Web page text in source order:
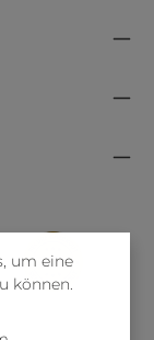
um eine
können.